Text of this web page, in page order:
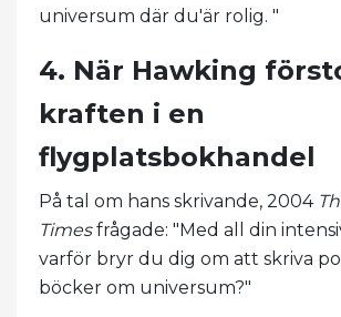
universum där du'är rolig. "
4. När Hawking
kraften i en
flygplatsbokhandel
På tal om hans skrivande, 2004
Timesfrågade: "Med all din
varför bryr du dig om att skriva
böcker om universum?"